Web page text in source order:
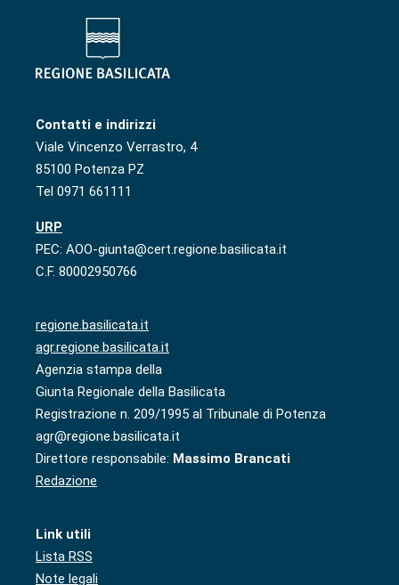
Contatti e indirizzi
Viale Vincenzo Verrastro, 4
85100 Potenza PZ
Tel 0971 661111
URP
PEC: AOO-giunta@cert.regione.basilicata.it
C.F. 80002950766
regione.basilicata.it
agr.regione.basilicata.it
Agenzia stampa della
Giunta Regionale della Basilicata
Registrazione n. 209/1995 al Tribunale di Potenza
agr@regione.basilicata.it
Direttore responsabile: Massimo Brancati
Redazione
Link utili
Lista RSS
Note legali